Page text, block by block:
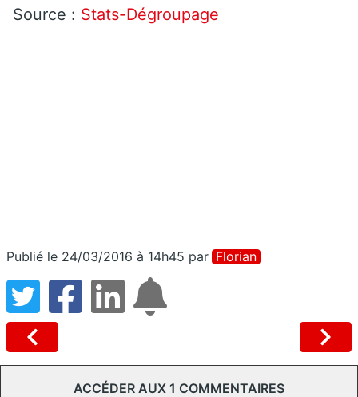
Source : Stats-Dégroupage
Publié le 24/03/2016 à 14h45 par Florian
ACCÉDER AUX 1 COMMENTAIRES